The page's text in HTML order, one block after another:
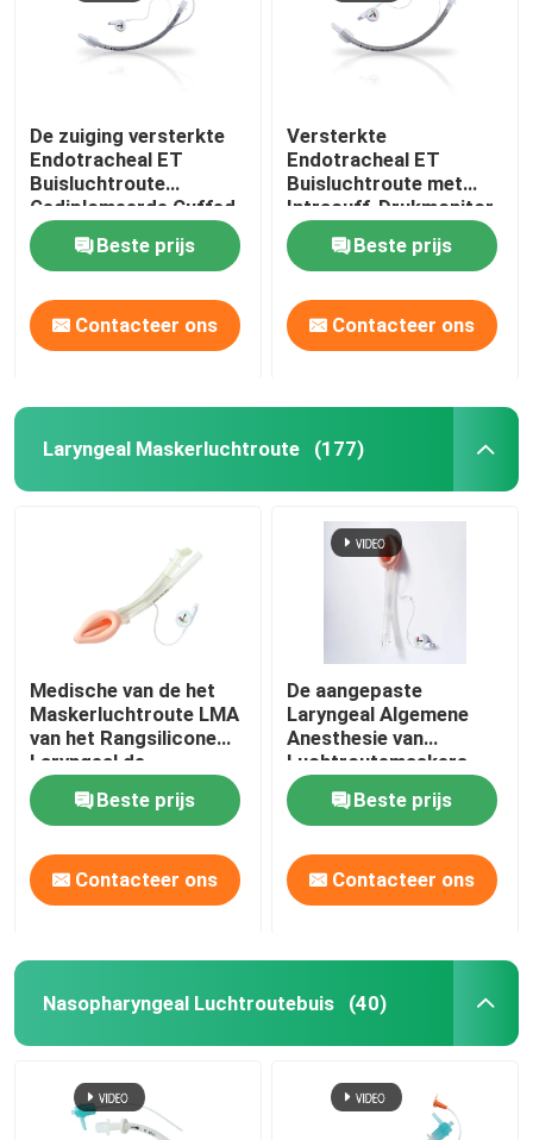
De zuiging versterkte
Endotracheal ET
Buisluchtroute
Gediplomeerde Cuffed
ISO13485
Beste prijs
Contacteer ons
Versterkte
Endotracheal ET
Buisluchtroute met
Intracuff-Drukmonitor
Beste prijs
Contacteer ons
Laryngeal Maskerluchtroute (177)
Medische van de het
Maskerluchtroute LMA
van het Rangsilicone
Laryngeal de
Beschermerluchtroute
Beste prijs
Contacteer ons
De aangepaste
Laryngeal Algemene
Anesthesie van
Luchtroutemaskers
LMA
Beste prijs
Contacteer ons
Nasopharyngeal Luchtroutebuis (40)